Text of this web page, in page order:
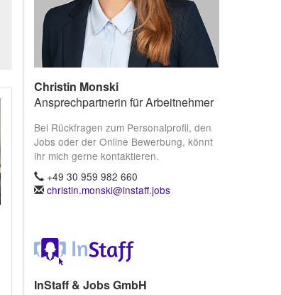
Christin Monski
Ansprechpartnerin für Arbeitnehmer
Bei Rückfragen zum Personalprofil, den
Jobs oder der Online Bewerbung, könnt
ihr mich gerne kontaktieren.
+49 30 959 982 660
christin.monski@instaff.jobs
InStaff & Jobs GmbH